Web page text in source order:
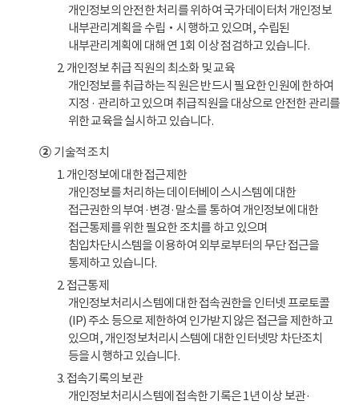
개인정보의 안전한 처리를 위하여 국가데이터처 개인정보
내부관리계획을 수립‧시행하고 있으며, 수립된
내부관리계획에 대해 연 1회 이상 점검하고 있습니다.
2. 개인정보 취급 직원의 최소화 및 교육
개인정보를 취급하는 직원은 반드시 필요한 인원에 한하여
지정 · 관리하고 있으며 취급직원을 대상으로 안전한 관리를
위한 교육을 실시하고 있습니다.
②기술적 조치
1. 개인정보에 대한 접근제한
개인정보를 처리하는 데이터베이스시스템에 대한
접근권한의 부여·변경·말소를 통하여 개인정보에 대한
접근통제를 위한 필요한 조치를 하고 있으며
침입차단시스템을 이용하여 외부로부터의 무단 접근을
통제하고 있습니다.
2. 접근통제
개인정보처리시스템에 대한 접속권한을 인터넷 프로토콜
(IP) 주소 등으로 제한하여 인가받지 않은 접근을 제한하고
있으며, 개인정보처리시스템에 대한 인터넷망 차단조치
등을 시행하고 있습니다.
3. 접속기록의 보관
개인정보처리시스템에 접속한 기록은 1년 이상 보관·